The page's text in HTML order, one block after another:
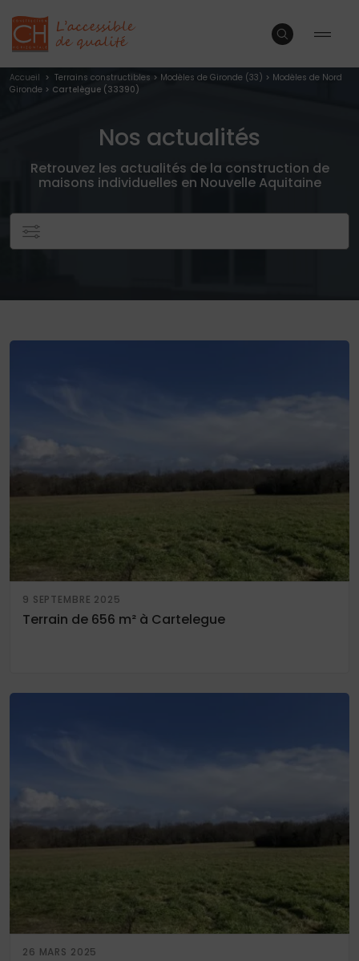
Accueil > Terrains constructibles > Modèles de Gironde (33) > Modèles de Nord
Gironde > Cartelègue (33390)
Nos actualités
Retrouvez les actualités de la construction de
maisons individuelles en Nouvelle Aquitaine
9 SEPTEMBRE 2025
Terrain de 656 m² à Cartelegue
26 MARS 2025